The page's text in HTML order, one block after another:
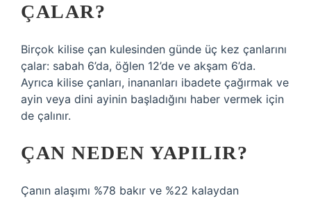
ÇALAR?
Birçok kilise çan kulesinden günde üç kez çanlarını
çalar: sabah 6’da, öğlen 12’de ve akşam 6’da.
Ayrıca kilise çanları, inananları ibadete çağırmak ve
ayin veya dini ayinin başladığını haber vermek için
de çalınır.
ÇAN NEDEN YAPILIR?
Çanın alaşımı %78 bakır ve %22 kalaydan